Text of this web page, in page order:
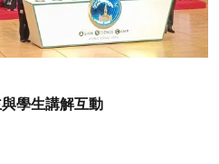
學生講解互動